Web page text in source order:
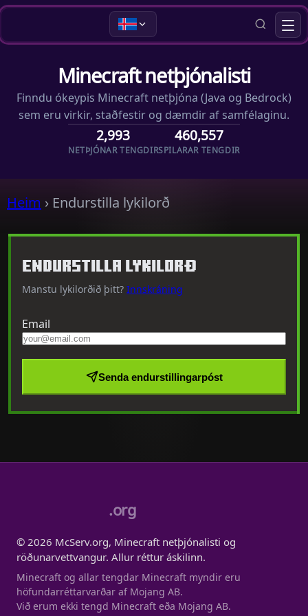
Minecraft netþjónalisti
Finndu ókeypis Minecraft netþjóna (Java og Bedrock)
sem eru virkir, staðfestir og dæmdir af samfélaginu.
2,993
NETÞJÓNAR TENGDIR
460,557
SPILARAR TENGDIR
Heim › Endurstilla lykilorð
Endurstilla lykilorð
Manstu lykilorðið þitt? Innskráning
Email
Senda endurstillingarpóst
.org
© 2026 McServ.org, Minecraft netþjónalisti og
röðunarvettvangur. Allur réttur áskilinn.
Minecraft og allar tengdar Minecraft myndir eru
höfundarréttarvarðar af Mojang AB.
Við erum ekki tengd Minecraft eða Mojang AB.